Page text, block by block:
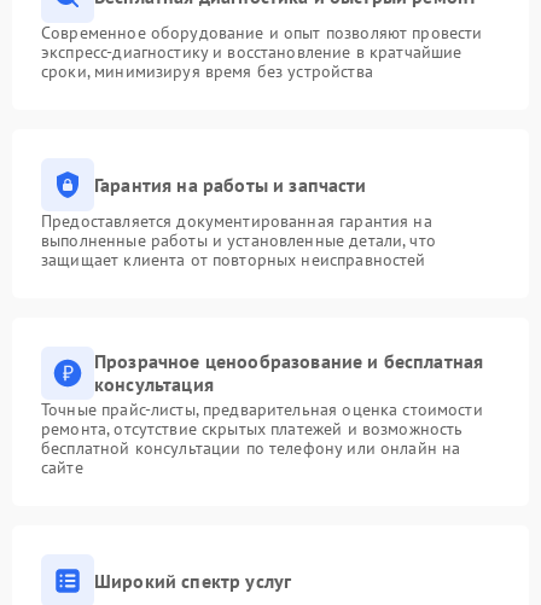
Современное оборудование и опыт позволяют провести
экспресс-диагностику и восстановление в кратчайшие
сроки, минимизируя время без устройства
Гарантия на работы и запчасти
Предоставляется документированная гарантия на
выполненные работы и установленные детали, что
защищает клиента от повторных неисправностей
Прозрачное ценообразование и бесплатная
консультация
Точные прайс-листы, предварительная оценка стоимости
ремонта, отсутствие скрытых платежей и возможность
бесплатной консультации по телефону или онлайн на
сайте
Широкий спектр услуг